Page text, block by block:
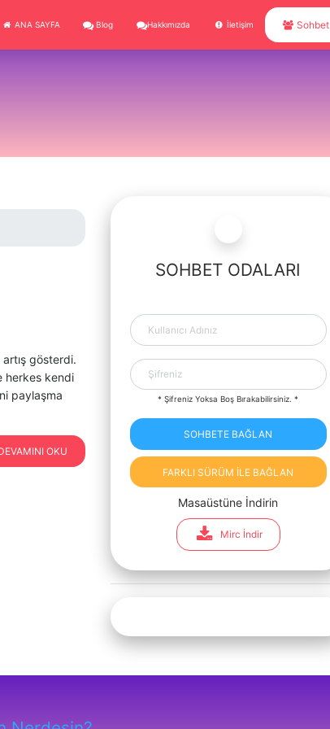
ANA SAYFA Blog Hakkımızda İletişim Sohbet
gösterdi.
herkes kendi
paylaşma
OKU
SOHBET ODALARI
* Şifreniz Yoksa Boş Bırakabilirsiniz. *
SOHBETE BAĞLAN
FARKLI SÜRÜM İLE BAĞLAN
Masaüstüne İndirin
Mirc İndir